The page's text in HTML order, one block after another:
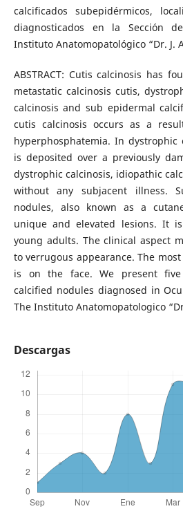
calcificados subepidérmicos,
diagnosticados en la Sección
Instituto Anatomopatológico “Dr. J.
ABSTRACT: Cutis calcinosis has
metastatic calcinosis cutis,
calcinosis and sub epidermal
cutis calcinosis occurs as a
hyperphosphatemia. In dystrophic
is deposited over a previously
dystrophic calcinosis, idiopathic
without any subjacent illness.
nodules, also known as a
unique and elevated lesions. It
young adults. The clinical aspect
to verrugous appearance. The
is on the face. We present
calcified nodules diagnosed in
The Instituto Anatomopatologico
Descargas